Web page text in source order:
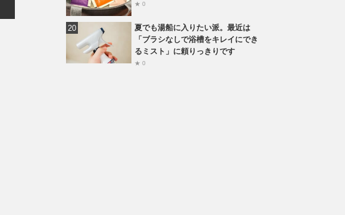
★ 0
夏でも湯船に入りたい派。最近は
「ブラシなしで浴槽をキレイにでき
るミスト」に頼りっきりです
★ 0